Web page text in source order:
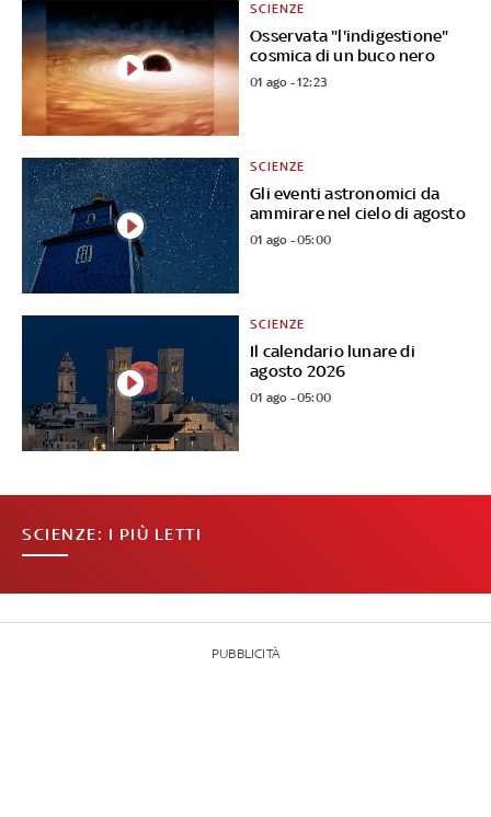
Osservata "l'indigestione"
cosmica di un buco nero
SCIENZE
01 ago - 12:23
Gli eventi astronomici da
ammirare nel cielo di agosto
SCIENZE
01 ago - 05:00
Il calendario lunare di
agosto 2026
SCIENZE
01 ago - 05:00
SCIENZE: I PIÙ LETTI
PUBBLICITÀ